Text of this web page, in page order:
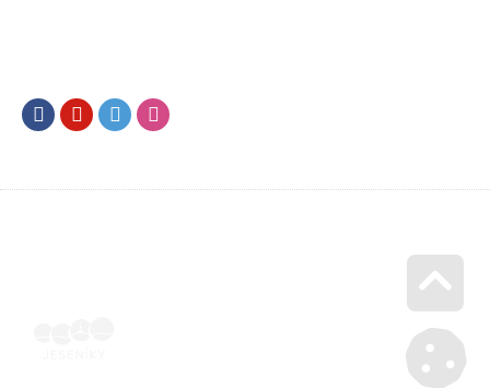
FacebookYoutubeTwitter
Go